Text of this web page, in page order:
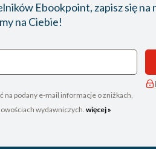
Ebookpoint, zapisz się
na Ciebie!
na podany e-mail informacje o zniżkach,
wydawniczych. więcej »